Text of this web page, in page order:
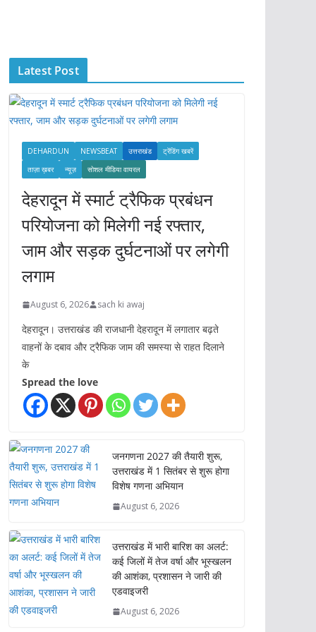
e
s
Latest Post
DEHARDUN NEWSBEAT उत्तराखंड
ट्रेंडिंग खबरें
ताज़ा ख़बर
न्यूज़ सोशल मीडिया वायरल
देहरादून में स्मार्ट ट्रैफिक प्रबंधन
परियोजना को मिलेगी नई रफ्तार,
जाम और सड़क दुर्घटनाओं पर लगेगी
लगाम
August 6, 2026 sach ki awaj
देहरादून। उत्तराखंड की राजधानी देहरादून में लगातार बढ़ते
वाहनों के दबाव और ट्रैफिक जाम की समस्या से राहत दिलाने
के
Spread the love
जनगणना 2027 की तैयारी शुरू,
उत्तराखंड में 1 सितंबर से शुरू होगा
विशेष गणना अभियान
August 6, 2026
उत्तराखंड में भारी बारिश का अलर्ट:
कई जिलों में तेज वर्षा और भूस्खलन
की आशंका, प्रशासन ने जारी की
एडवाइजरी
August 6, 2026